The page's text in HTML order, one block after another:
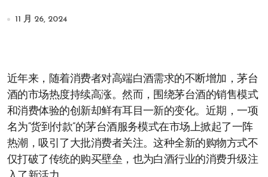
11 月 26, 2024
近年来，随着消费者对高端白酒需求的不断增加，茅台
酒的市场热度持续高涨。然而，围绕茅台酒的销售模式
和消费体验的创新却鲜有耳目一新的变化。近期，一项
名为“货到付款”的茅台酒服务模式在市场上掀起了一阵
热潮，吸引了大批消费者关注。这种全新的购物方式不
仅打破了传统的购买壁垒，也为白酒行业的消费升级注